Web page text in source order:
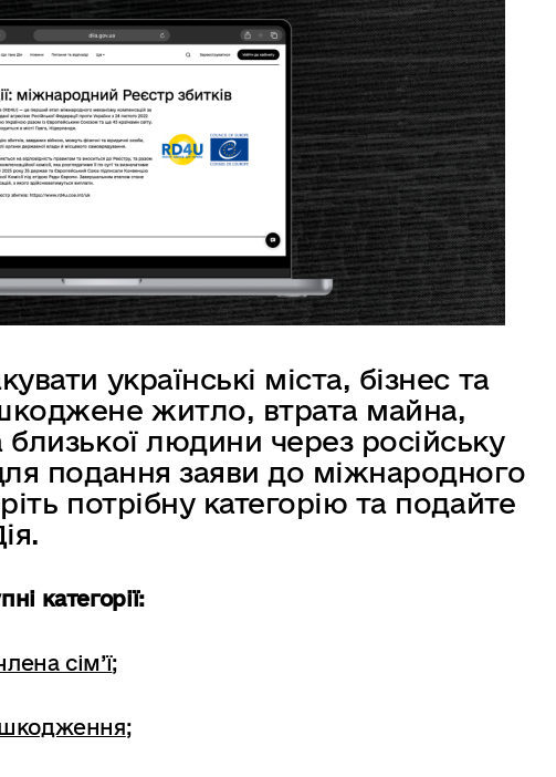
українські міста, бізнес та
житло, втрата майна,
людини через російську
подання заяви до міжнародного
потрібну категорію та подайте
категорії:
сім’ї;
;